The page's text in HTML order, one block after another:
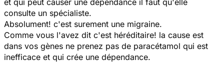
consulte un spécialiste.
Absolument! c'est surement une migraine.
Comme vous l'avez dit c'est héréditaire! la cause est
dans vos gènes ne prenez pas de paracétamol qui est
inefficace et qui crée une dépendance.